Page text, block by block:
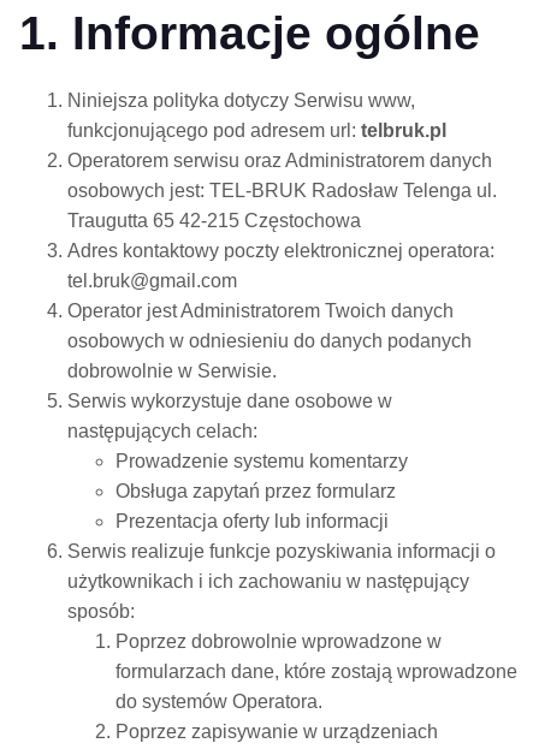
1. Informacje ogólne
Niniejsza polityka dotyczy Serwisu www,
funkcjonującego pod adresem url: telbruk.pl
Operatorem serwisu oraz Administratorem danych
osobowych jest: TEL-BRUK Radosław Telenga ul.
Traugutta 65 42-215 Częstochowa
Adres kontaktowy poczty elektronicznej operatora:
tel.bruk@gmail.com
Operator jest Administratorem Twoich danych
osobowych w odniesieniu do danych podanych
dobrowolnie w Serwisie.
Serwis wykorzystuje dane osobowe w
następujących celach:
Prowadzenie systemu komentarzy
Obsługa zapytań przez formularz
Prezentacja oferty lub informacji
Serwis realizuje funkcje pozyskiwania informacji o
użytkownikach i ich zachowaniu w następujący
sposób:
Poprzez dobrowolnie wprowadzone w
formularzach dane, które zostają wprowadzone
do systemów Operatora.
Poprzez zapisywanie w urządzeniach